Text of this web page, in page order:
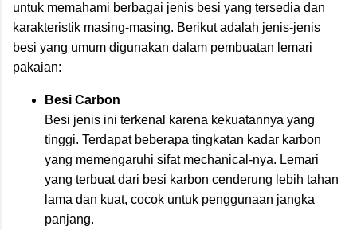
untuk memahami berbagai jenis besi yang tersedia dan
karakteristik masing-masing. Berikut adalah jenis-jenis
besi yang umum digunakan dalam pembuatan lemari
pakaian:
Besi Carbon
Besi jenis ini terkenal karena kekuatannya yang
tinggi. Terdapat beberapa tingkatan kadar karbon
yang memengaruhi sifat mechanical-nya. Lemari
yang terbuat dari besi karbon cenderung lebih tahan
lama dan kuat, cocok untuk penggunaan jangka
panjang.